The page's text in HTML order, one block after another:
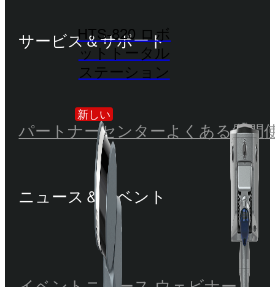
HTS-820 ロボ
ットトータル
ステーション
新しい
サービス＆サポート
パートナーセンターよくある質問
ニュース＆イベント